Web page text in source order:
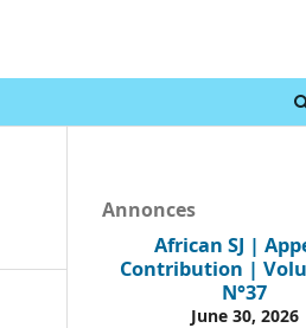
Annonces
African SJ |
Contribution |
N°37
June 30, 2026